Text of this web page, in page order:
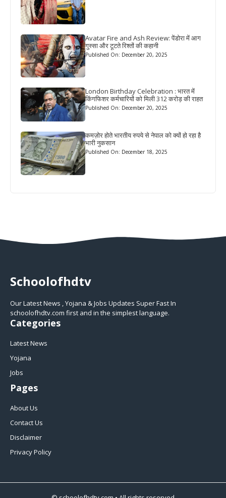
Avatar Fire and Ash Review: पेंडोरा में आग
गुस्सा और टूटते रिश्तों की कहानी
Published On: December 20, 2025
London Birthday Celebration : भारत में
किंगफिशर कर्मचारियों को मिली 312 करोड़ की राहत
Published On: December 20, 2025
कमज़ोर होते भारतीय रुपये से नेपाल को क्यों हो रहा है
भारी नुकसान
Published On: December 18, 2025
Schoolofhdtv
Our Latest News , Yojana & Jobs Updates Super Fast In
schoolofhdtv.com first and in the simplest language.
Categories
Latest News
Yojana
Jobs
Pages
About Us
Contact Us
Disclaimer
Privacy Policy